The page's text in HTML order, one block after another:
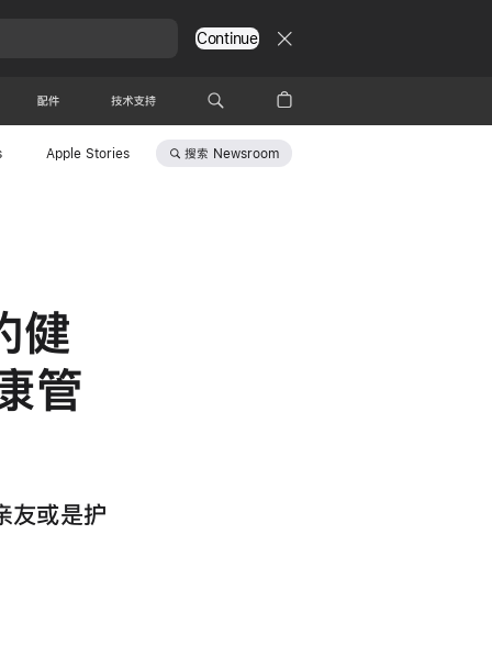
Continue
配件 技术支持
Apple Stories 搜索 Newsroom
健
管
友或是护